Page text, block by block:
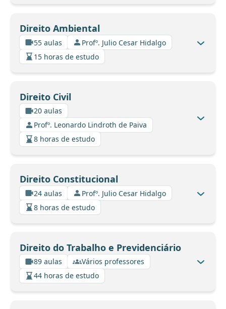
Direito Ambiental
55 aulas
Profº. Julio Cesar Hidalgo
15 horas de estudo
Direito Civil
20 aulas
Profº. Leonardo Lindroth de Paiva
8 horas de estudo
Direito Constitucional
24 aulas
Profº. Julio Cesar Hidalgo
8 horas de estudo
Direito do Trabalho e Previdenciário
89 aulas
Vários professores
44 horas de estudo